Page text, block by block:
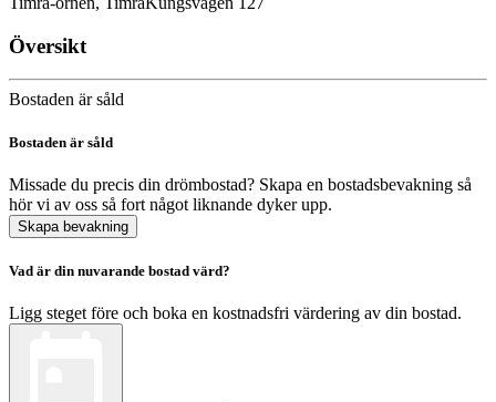
Översikt
Bostaden är såld
Bostaden är såld
Missade du precis din drömbostad? Skapa en bostadsbevakning så
hör vi av oss så fort något liknande dyker upp.
Skapa bevakning
Vad är din nuvarande bostad värd?
Ligg steget före och boka en kostnadsfri värdering av din bostad.